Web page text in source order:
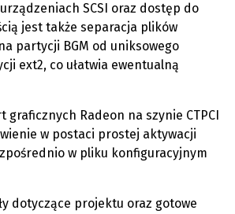
SCSI oraz dostęp do
jest także separacja plików
partycji BGM od uniksowego
ext2, co ułatwia ewentualną
graficznych Radeon na szynie CTPCI
w postaci prostej aktywacji
w pliku konfiguracyjnym
dotyczące projektu oraz gotowe